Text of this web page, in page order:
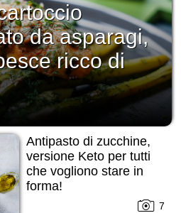
da asparagi,
ricco di
Antipasto di zucchine,
versione Keto per tutti
che vogliono stare in
forma!
7